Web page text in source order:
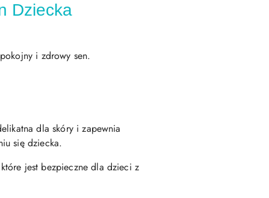
Dziecka
i zdrowy sen.
dla skóry i zapewnia
się dziecka.
jest bezpieczne dla dzieci z